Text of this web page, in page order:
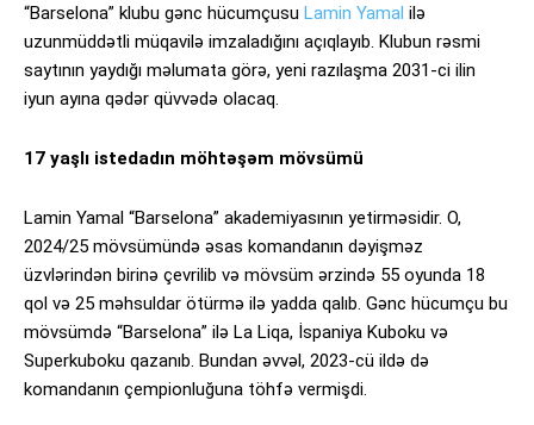
“Barselona” klubu gənc hücumçusu Lamin Yamal ilə
uzunmüddətli müqavilə imzaladığını açıqlayıb. Klubun rəsmi
saytının yaydığı məlumata görə, yeni razılaşma 2031-ci ilin
iyun ayına qədər qüvvədə olacaq.
17 yaşlı istedadın möhtəşəm mövsümü
Lamin Yamal “Barselona” akademiyasının yetirməsidir. O,
2024/25 mövsümündə əsas komandanın dəyişməz
üzvlərindən birinə çevrilib və mövsüm ərzində 55 oyunda 18
qol və 25 məhsuldar ötürmə ilə yadda qalıb. Gənc hücumçu bu
mövsümdə “Barselona” ilə La Liqa, İspaniya Kuboku və
Superkuboku qazanıb. Bundan əvvəl, 2023-cü ildə də
komandanın çempionluğuna töhfə vermişdi.